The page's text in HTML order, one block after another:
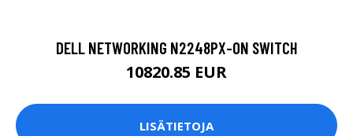
DELL NETWORKING N2248PX-ON SWITCH
10820.85 EUR
LISÄTIETOJA